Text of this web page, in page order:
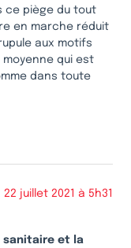
ce piège du tout
en marche réduit
aux motifs
qui est
dans toute
22 juillet 2021 à 5h31
sanitaire et la